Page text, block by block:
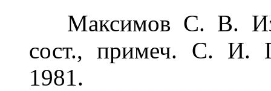
Максимов С. В.
сост., примеч. С. И.
1981.